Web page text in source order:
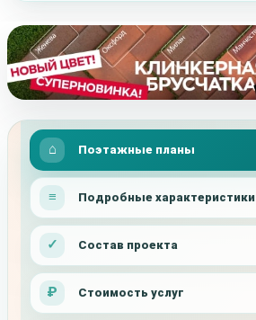
Поэтажные планы
Подробные характеристики
Состав проекта
Стоимость услуг